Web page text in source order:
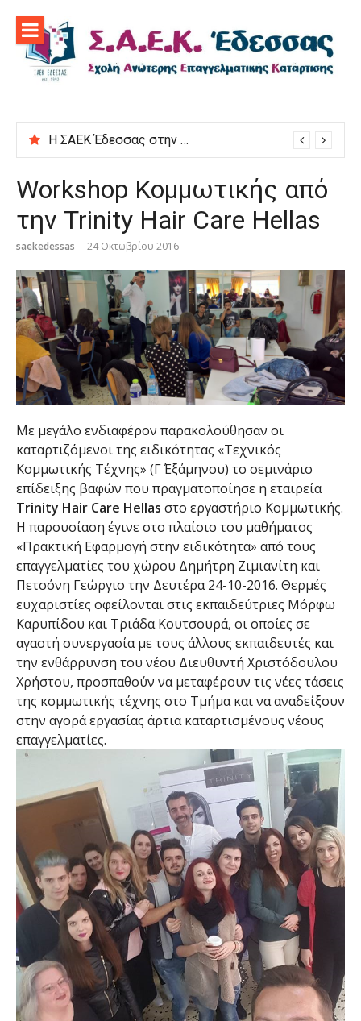
περιεχόμενο
Η ΣΑΕΚ Έδεσσας στην εκδήλωση “Μαγειρεύουμε στις ρίζες μας”
Workshop Κομμωτικής από
την Trinity Hair Care Hellas
saekedessas 24 Οκτωβρίου 2016
Με μεγάλο ενδιαφέρον παρακολούθησαν οι
καταρτιζόμενοι της ειδικότητας «Τεχνικός
Κομμωτικής Τέχνης» (Γ΄ Εξάμηνου) το σεμινάριο
επίδειξης βαφών που πραγματοποίησε η εταιρεία
Trinity Hair Care Hellas στο εργαστήριο Κομμωτικής.
Η παρουσίαση έγινε στο πλαίσιο του μαθήματος
«Πρακτική Εφαρμογή στην ειδικότητα» από τους
επαγγελματίες του χώρου Δημήτρη Ζιμιανίτη και
Πετσόνη Γεώργιο την Δευτέρα 24-10-2016. Θερμές
ευχαριστίες οφείλονται στις εκπαιδεύτριες Μόρφω
Καρυπίδου και Τριάδα Κουτσουρά, οι οποίες σε
αγαστή συνεργασία με τους άλλους εκπαιδευτές και
την ενθάρρυνση του νέου Διευθυντή Χριστόδουλου
Χρήστου, προσπαθούν να μεταφέρουν τις νέες τάσεις
της κομμωτικής τέχνης στο Τμήμα και να αναδείξουν
στην αγορά εργασίας άρτια καταρτισμένους νέους
επαγγελματίες.